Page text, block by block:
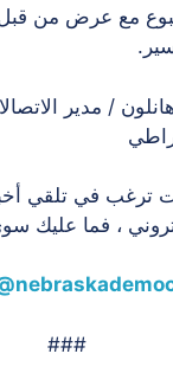
مع عرض من
/ مدير
، فما عليك
###